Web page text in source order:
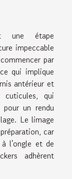
une étape
impeccable
par
qui implique
antérieur et
qui
pour un rendu
Le limage
car
l'ongle et de
adhèrent